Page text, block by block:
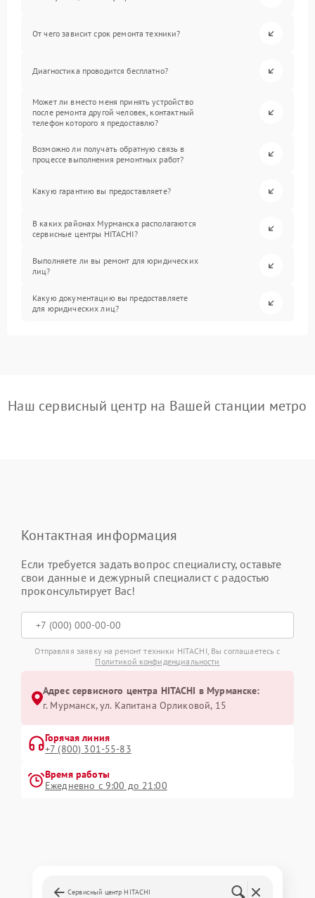
От чего зависит срок ремонта техники?
Диагностика проводится бесплатно?
Может ли вместо меня принять устройство
после ремонта другой человек, контактный
телефон которого я предоставлю?
Возможно ли получать обратную связь в
процессе выполнения ремонтных работ?
Какую гарантию вы предоставляете?
В каких районах Мурманска располагаются
сервисные центры HITACHI?
Выполняете ли вы ремонт для юридических
лиц?
Какую документацию вы предоставляете
для юридических лиц?
Наш сервисный центр на Вашей станции метро
Контактная информация
Если требуется задать вопрос специалисту, оставьте
свои данные и дежурный специалист с радостью
проконсультирует Вас!
Отправляя заявку на ремонт техники HITACHI, Вы соглашаетесь с
Политикой конфиденциальности
Адрес сервисного центра HITACHI в Мурманске:
г. Мурманск, ул. Капитана Орликовой, 15
Горячая линия
+7 (800) 301-55-83
Время работы
Ежедневно с 9:00 до 21:00
Сервисный центр HITACHI